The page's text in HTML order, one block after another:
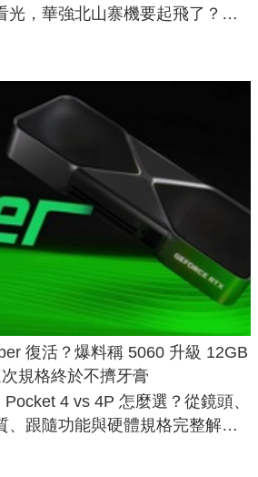
光，華強北山寨機要起飛了？專
復活？爆料稱 5060 升級 12GB
規格終於不擠牙膏
Pocket 4 vs 4P 怎麼選？從鏡頭、
、跟隨功能與硬體規格完整解